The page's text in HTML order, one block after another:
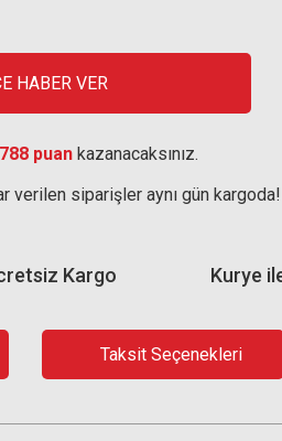
HABER VER
788 puan kazanacaksınız.
verilen siparişler aynı gün kargoda!
Kurye
Kargo
Taksit Seçenekleri